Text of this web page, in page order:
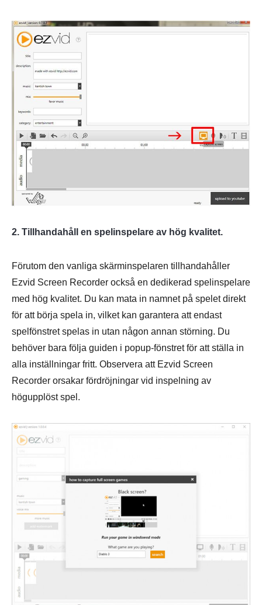
2. Tillhandahåll en spelinspelare av hög kvalitet.
Förutom den vanliga skärminspelaren tillhandahåller
Ezvid Screen Recorder också en dedikerad spelinspelare
med hög kvalitet. Du kan mata in namnet på spelet direkt
för att börja spela in, vilket kan garantera att endast
spelfönstret spelas in utan någon annan störning. Du
behöver bara följa guiden i popup-fönstret för att ställa in
alla inställningar fritt. Observera att Ezvid Screen
Recorder orsakar fördröjningar vid inspelning av
högupplöst spel.